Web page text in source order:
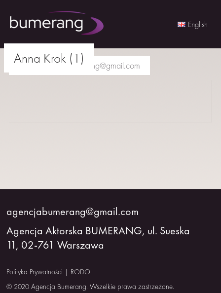
AKTORKI
WSPÓŁPRACA
O
NAS
English
content
agencjabumerang@gmail.com
Anna Krok (1)
agencjabumerang@gmail.com
Agencja Aktorska BUMERANG, ul. Sueska
11, 02-761 Warszawa
Polityka Prywatności | RODO
© 2020 Agencja Bumerang. Wszelkie prawa zastrzeżone.